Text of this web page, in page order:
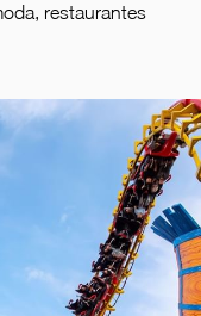
restaurantes